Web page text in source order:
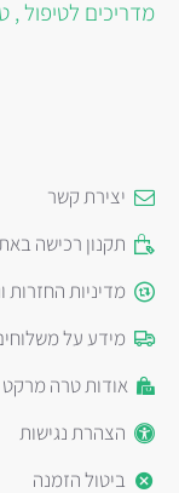
מדריכים לטיפול ,
יצירת קשר
תקנון רכישה
מדיניות החזרות
מידע על
אודות טרה מרקט
הצהרת נגישות
ביטול הזמנה